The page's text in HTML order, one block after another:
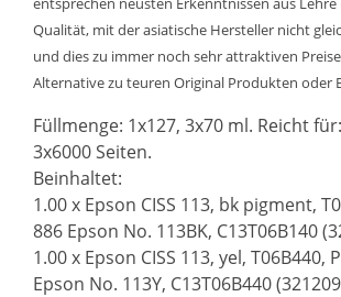
Qualität, mit der asiatische Hersteller nicht
und dies zu immer noch sehr attraktiven
Alternative zu teuren Original Produkten oder
Füllmenge: 1x127, 3x70 ml. Reicht
3x6000 Seiten.
Beinhaltet:
1.00 x Epson CISS 113, bk pigment,
886 Epson No. 113BK, C13T06B140
1.00 x Epson CISS 113, yel, T06B440,
Epson No. 113Y, C13T06B440